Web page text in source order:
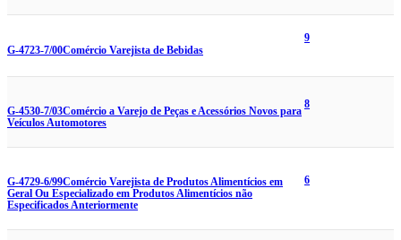
G-4723-7/00Comércio Varejista de Bebidas
9
G-4530-7/03Comércio a Varejo de Peças e Acessórios Novos para
Veículos Automotores
8
G-4729-6/99Comércio Varejista de Produtos Alimentícios em
Geral Ou Especializado em Produtos Alimentícios não
Especificados Anteriormente
6